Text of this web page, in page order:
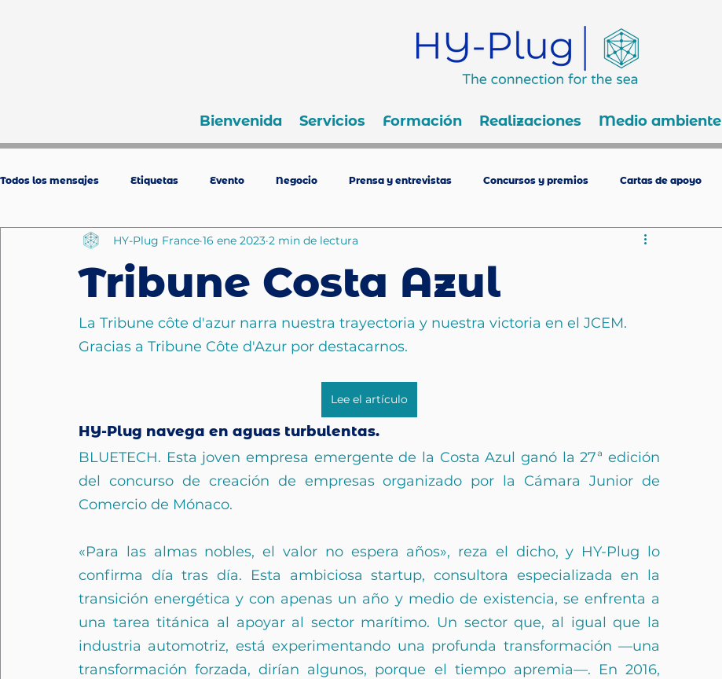
Bienvenida Servicios Formación Realizaciones Medio ambiente
Todos los mensajes Etiquetas Evento Negocio Prensa y entrevistas Concursos y premios Cartas de apoyo
Tribune Costa Azul
HY-Plug France 16 ene 2023 2 min de lectura
La Tribune côte d'azur narra nuestra trayectoria y nuestra victoria en el JCEM.
Gracias a Tribune Côte d'Azur por destacarnos.
Lee el artículo
HY-Plug navega en aguas turbulentas.
BLUETECH. Esta joven empresa emergente de la Costa Azul ganó la 27ª edición
del concurso de creación de empresas organizado por la Cámara Junior de
Comercio de Mónaco.
«Para las almas nobles, el valor no espera años», reza el dicho, y HY-Plug lo
confirma día tras día. Esta ambiciosa startup, consultora especializada en la
transición energética y con apenas un año y medio de existencia, se enfrenta a
una tarea titánica al apoyar al sector marítimo. Un sector que, al igual que la
industria automotriz, está experimentando una profunda transformación —una
transformación forzada, dirían algunos, porque el tiempo apremia—. En 2016,